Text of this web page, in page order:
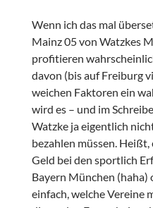
Wenn ich das mal
Mainz 05 von Watzkes
profitieren
davon (bis auf Freiburg
weichen Faktoren ein
wird es – und im
Watzke ja eigentlich
bezahlen müssen.
Geld bei den sportlich
Bayern München (haha)
einfach, welche Vereine